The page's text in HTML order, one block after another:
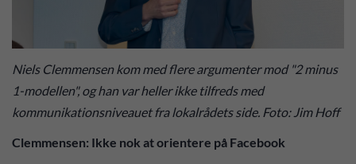
Niels Clemmensen kom med flere argumenter mod "2 minus
1-modellen", og han var heller ikke tilfreds med
kommunikationsniveauet fra lokalrådets side. Foto: Jim Hoff
Clemmensen: Ikke nok at orientere på Facebook